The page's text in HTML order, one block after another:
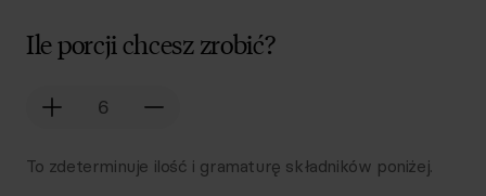
Ile porcji chcesz zrobić?
To zdeterminuje ilość i gramaturę składników poniżej.